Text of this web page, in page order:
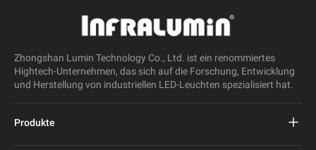
Zhongshan Lumin Technology Co., Ltd. ist ein renommiertes
Hightech-Unternehmen, das sich auf die Forschung, Entwicklung
und Herstellung von industriellen LED-Leuchten spezialisiert hat.
Produkte